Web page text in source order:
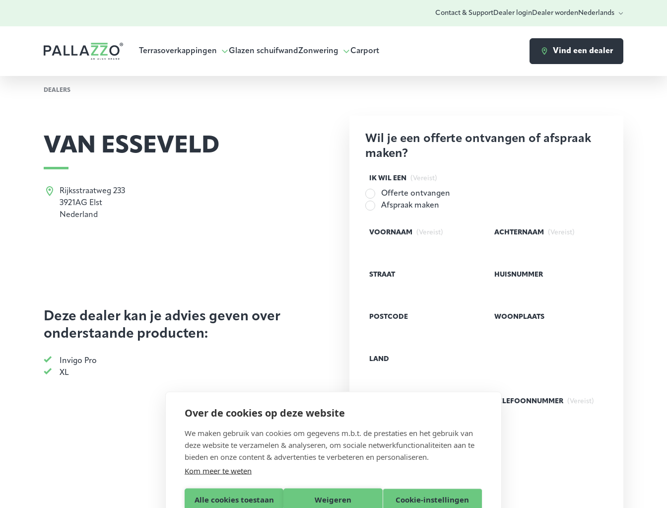
Over de cookies op deze website
We maken gebruik van cookies om gegevens m.b.t. de prestaties en het gebruik van
deze website te verzamelen & analyseren, om sociale netwerkfunctionaliteiten aan te
bieden en onze content & advertenties te verbeteren en personaliseren.
Kom meer te weten
Alle cookies toestaan Weigeren Cookie-instellingen
Contact & SupportDealer loginDealer wordenNederlands
Terrasoverkappingen Glazen schuifwandZonwering Carport Vind een dealer
DEALERS
VAN ESSEVELD
Rijksstraatweg 233
3921AG Elst
Nederland
Deze dealer kan je advies geven over
onderstaande producten:
Invigo Pro
XL
Wil je een offerte ontvangen of afspraak
maken?
IK WIL EEN (Vereist)
Offerte ontvangen
Afspraak maken
VOORNAAM (Vereist) ACHTERNAAM (Vereist)
STRAAT HUISNUMMER
POSTCODE WOONPLAATS
LAND
TELEFOONNUMMER (Vereist)
BERICHT